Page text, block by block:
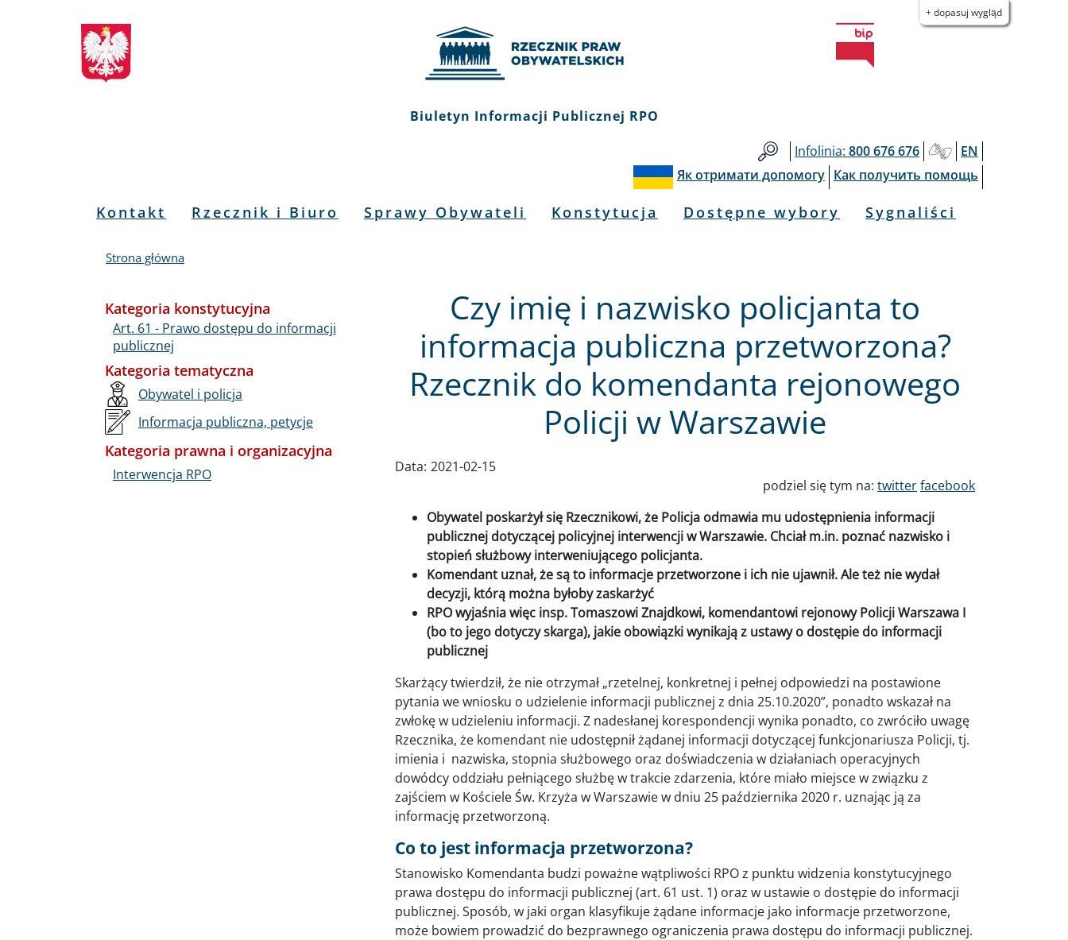
Biuletyn
Informacji
Publicznej
+ dopasuj wygląd
Biuletyn Informacji Publicznej RPO
Infolinia: 800 676 676
EN
Як отримати допомогу Как получить помощь
Menu
Kontakt Rzecznik i Biuro Sprawy Obywateli Konstytucja Dostępne wybory Sygnaliści
Strona główna
Czy imię i nazwisko policjanta to
informacja publiczna przetworzona?
Rzecznik do komendanta rejonowego
Policji w Warszawie
Data: 2021-02-15
podziel się tym na: twitterfacebook
Obywatel poskarżył się Rzecznikowi, że Policja odmawia mu udostępnienia informacji
publicznej dotyczącej policyjnej interwencji w Warszawie. Chciał m.in. poznać nazwisko i
stopień służbowy interweniującego policjanta.
Komendant uznał, że są to informacje przetworzone i ich nie ujawnił. Ale też nie wydał
decyzji, którą można byłoby zaskarżyć
RPO wyjaśnia więc insp. Tomaszowi Znajdkowi, komendantowi rejonowy Policji Warszawa I
(bo to jego dotyczy skarga), jakie obowiązki wynikają z ustawy o dostępie do informacji
publicznej
Skarżący twierdził, że nie otrzymał „rzetelnej, konkretnej i pełnej odpowiedzi na postawione
pytania we wniosku o udzielenie informacji publicznej z dnia 25.10.2020”, ponadto wskazał na
zwłokę w udzieleniu informacji. Z nadesłanej korespondencji wynika ponadto, co zwróciło uwagę
Rzecznika, że komendant nie udostępnił żądanej informacji dotyczącej funkcjonariusza Policji, tj.
imienia i nazwiska, stopnia służbowego oraz doświadczenia w działaniach operacyjnych
dowódcy oddziału pełniącego służbę w trakcie zdarzenia, które miało miejsce w związku z
zajściem w Kościele Św. Krzyża w Warszawie w dniu 25 października 2020 r. uznając ją za
informację przetworzoną.
Co to jest informacja przetworzona?
Stanowisko Komendanta budzi poważne wątpliwości RPO z punktu widzenia konstytucyjnego
prawa dostępu do informacji publicznej (art. 61 ust. 1) oraz w ustawie o dostępie do informacji
publicznej. Sposób, w jaki organ klasyfikuje żądane informacje jako informacje przetworzone,
może bowiem prowadzić do bezprawnego ograniczenia prawa dostępu do informacji publicznej.
Kategoria konstytucyjna
Art. 61 - Prawo dostępu do informacji
publicznej
Kategoria tematyczna
Obywatel i policja
Informacja publiczna, petycje
Kategoria prawna i organizacyjna
Interwencja RPO